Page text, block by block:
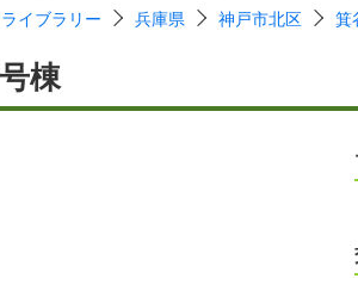
イブラリー 兵庫県 神戸市北区 箕
棟